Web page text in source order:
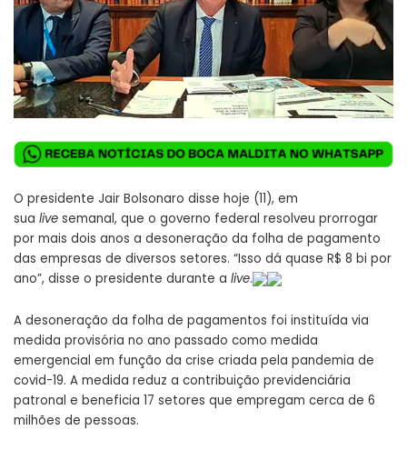
O presidente Jair Bolsonaro disse hoje (11), em
sua live semanal, que o governo federal resolveu prorrogar
por mais dois anos a desoneração da folha de pagamento
das empresas de diversos setores. “Isso dá quase R$ 8 bi por
ano”, disse o presidente durante a live.
A desoneração da folha de pagamentos foi instituída via
medida provisória no ano passado como medida
emergencial em função da crise criada pela pandemia de
covid-19. A medida reduz a contribuição previdenciária
patronal e beneficia 17 setores que empregam cerca de 6
milhões de pessoas.